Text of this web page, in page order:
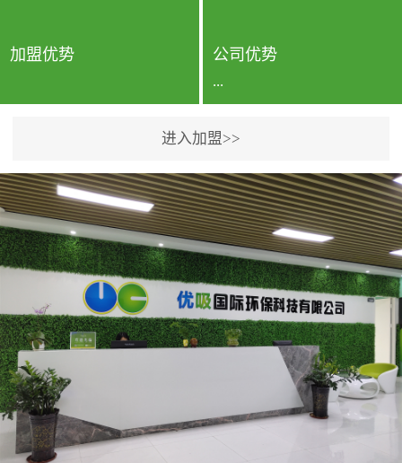
加盟优势 公司优势
...
专利保护优势、双甲资质
企业（“室内环境净化治理
甲级施工资质”“室内环境
污染治理资质等级证
书”）、拥有多名高级《环
境工程高级工程师》室内
空气治理资格认证的治理
人员、掌握室内空气净化
治理实用技术和五项专利
技术、八项计算机软件著
作权登记证书等。研发实
进入加盟>>